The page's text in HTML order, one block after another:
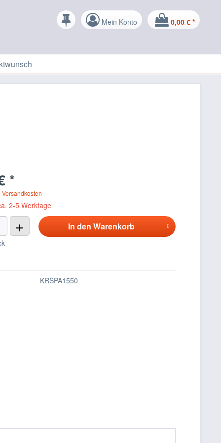
Mein Konto 0,00 € *
*
Versandkosten
2-5 Werktage
+ In den Warenkorb
KRSPA1550